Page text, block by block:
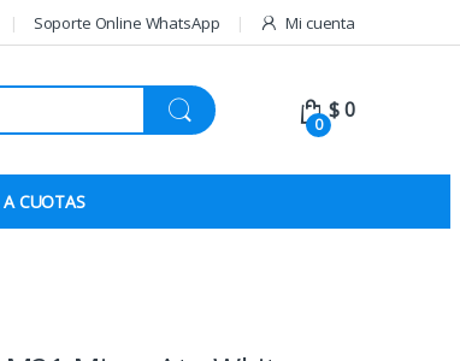
Soporte Online WhatsApp Mi cuenta
0
$0
A CUOTAS